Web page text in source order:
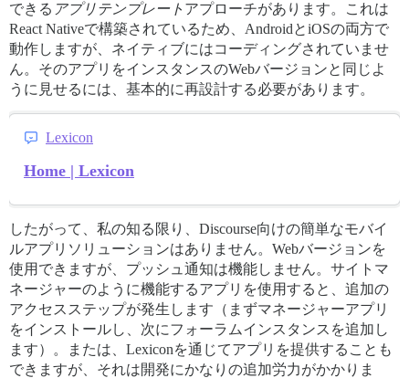
できる アプリテンプレート アプローチがあります。これは
React Nativeで構築されているため、AndroidとiOSの両方で
動作しますが、ネイティブにはコーディングされていませ
ん。そのアプリをインスタンスのWebバージョンと同じよ
うに見せるには、基本的に再設計する必要があります。
Lexicon
Home | Lexicon
したがって、私の知る限り、Discourse向けの簡単なモバイ
ルアプリソリューションはありません。Webバージョンを
使用できますが、プッシュ通知は機能しません。サイトマ
ネージャーのように機能するアプリを使用すると、追加の
アクセスステップが発生します（まずマネージャーアプリ
をインストールし、次にフォーラムインスタンスを追加し
ます）。または、Lexiconを通じてアプリを提供することも
できますが、それは開発にかなりの追加労力がかかりま